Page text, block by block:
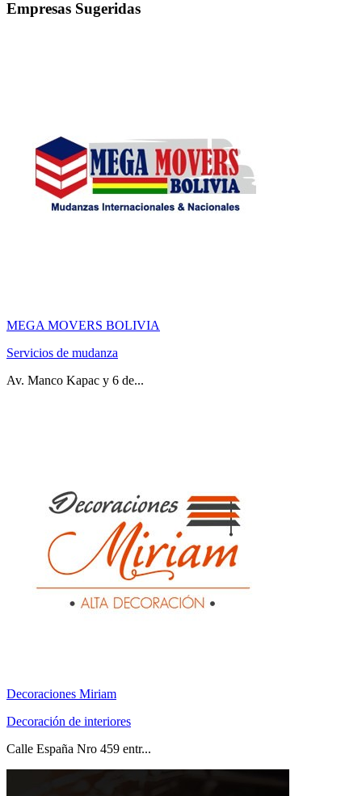
Empresas Sugeridas
MEGA MOVERS BOLIVIA
Servicios de mudanza
Av. Manco Kapac y 6 de...
Decoraciones Miriam
Decoración de interiores
Calle España Nro 459 entr...